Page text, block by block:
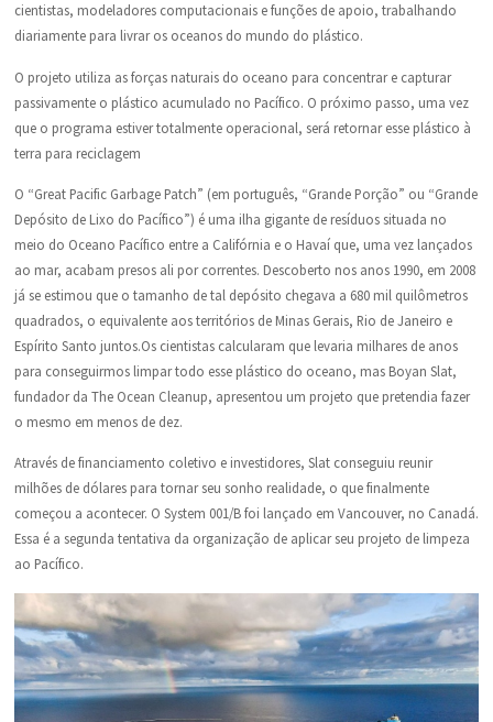
cientistas, modeladores computacionais e funções de apoio, trabalhando
diariamente para livrar os oceanos do mundo do plástico.
O projeto utiliza as forças naturais do oceano para concentrar e capturar
passivamente o plástico acumulado no Pacífico. O próximo passo, uma vez
que o programa estiver totalmente operacional, será retornar esse plástico à
terra para reciclagem
O “Great Pacific Garbage Patch” (em português, “Grande Porção” ou “Grande
Depósito de Lixo do Pacífico”) é uma ilha gigante de resíduos situada no
meio do Oceano Pacífico entre a Califórnia e o Havaí que, uma vez lançados
ao mar, acabam presos ali por correntes. Descoberto nos anos 1990, em 2008
já se estimou que o tamanho de tal depósito chegava a 680 mil quilômetros
quadrados, o equivalente aos territórios de Minas Gerais, Rio de Janeiro e
Espírito Santo juntos.Os cientistas calcularam que levaria milhares de anos
para conseguirmos limpar todo esse plástico do oceano, mas Boyan Slat,
fundador da The Ocean Cleanup, apresentou um projeto que pretendia fazer
o mesmo em menos de dez.
Através de financiamento coletivo e investidores, Slat conseguiu reunir
milhões de dólares para tornar seu sonho realidade, o que finalmente
começou a acontecer. O System 001/B foi lançado em Vancouver, no Canadá.
Essa é a segunda tentativa da organização de aplicar seu projeto de limpeza
ao Pacífico.